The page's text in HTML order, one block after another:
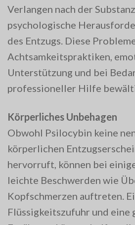
Verlangen nach der
psychologische
des Entzugs. Diese
Achtsamkeitspraktiken,
Unterstützung und bei
professioneller Hilfe
Körperliches Unbehagen
Obwohl Psilocybin keine
körperlichen
hervorruft, können bei
leichte Beschwerden wie
Kopfschmerzen auftreten.
Flüssigkeitszufuhr und eine